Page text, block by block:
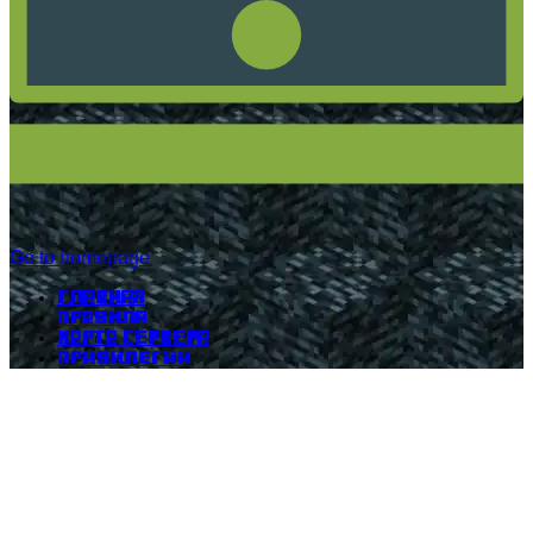
Go to homepage
Главная
Правила
Карта сервера
Привилегии